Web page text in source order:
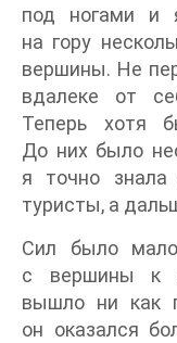
под ногами и
на гору
вершины. Не
вдалеке от
Теперь хотя
До них было
я точно
туристы, а
Сил было
с вершины к
вышло ни как
он оказался